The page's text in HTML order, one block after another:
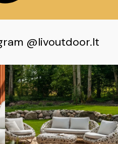
@livoutdoor.lt